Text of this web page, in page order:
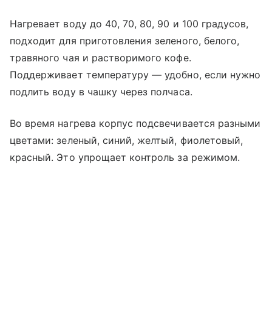
Нагревает воду до 40, 70, 80, 90 и 100 градусов,
подходит для приготовления зеленого, белого,
травяного чая и растворимого кофе.
Поддерживает температуру — удобно, если нужно
подлить воду в чашку через полчаса.
Во время нагрева корпус подсвечивается разными
цветами: зеленый, синий, желтый, фиолетовый,
красный. Это упрощает контроль за режимом.